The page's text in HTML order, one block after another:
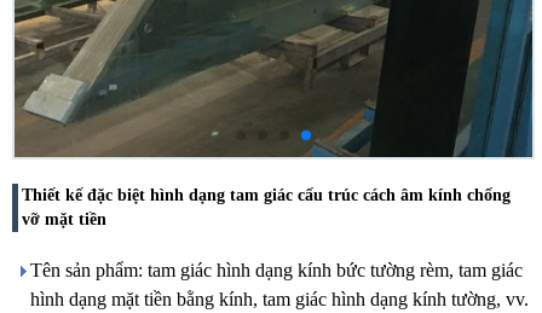
Thiết kế đặc biệt hình dạng tam giác cấu trúc cách âm kính chống
vỡ mặt tiền
Tên sản phẩm: tam giác hình dạng kính bức tường rèm, tam giác
hình dạng mặt tiền bằng kính, tam giác hình dạng kính tường, vv.